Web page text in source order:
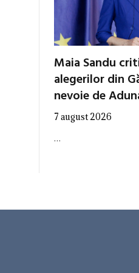
Maia Sandu
alegerilor din
nevoie de
7 august 2026
…